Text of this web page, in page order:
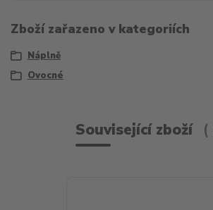
Zboží zařazeno v kategoriích
Náplně
Ovocné
Související zboží